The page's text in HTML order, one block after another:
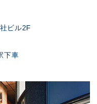
ビル2F
下車